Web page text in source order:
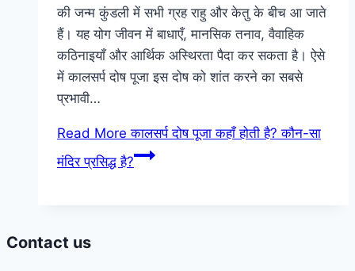
की जन्म कुंडली में सभी ग्रह राहु और केतु के बीच आ जाते
हैं। यह योग जीवन में बाधाएँ, मानसिक तनाव, वैवाहिक
कठिनाइयाँ और आर्थिक अस्थिरता पैदा कर सकता है। ऐसे
में कालसर्प दोष पूजा इस दोष को शांत करने का सबसे
प्रभावी…
Read More कालसर्प दोष पूजा कहाँ होती है? कौन-सा
मंदिर प्रसिद्ध है?
Contact us